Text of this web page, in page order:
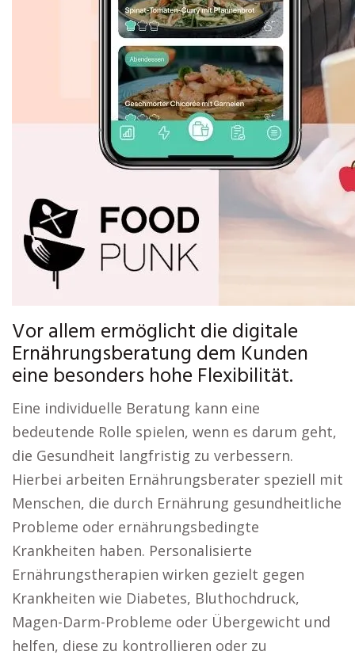
Vor allem ermöglicht die digitale
Ernährungsberatung dem Kunden
eine besonders hohe Flexibilität.
Eine individuelle Beratung kann eine
bedeutende Rolle spielen, wenn es darum geht,
die Gesundheit langfristig zu verbessern.
Hierbei arbeiten Ernährungsberater speziell mit
Menschen, die durch Ernährung gesundheitliche
Probleme oder ernährungsbedingte
Krankheiten haben. Personalisierte
Ernährungstherapien wirken gezielt gegen
Krankheiten wie Diabetes, Bluthochdruck,
Magen-Darm-Probleme oder Übergewicht und
helfen, diese zu kontrollieren oder zu